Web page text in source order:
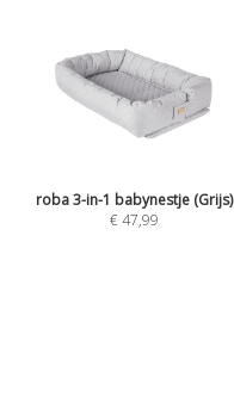
roba 3-in-1 babynestje (Grijs)
€47,99